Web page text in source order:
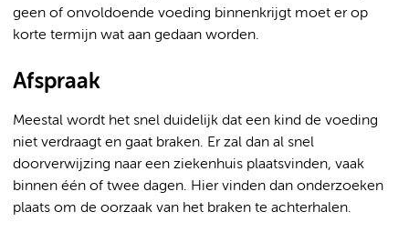
geen of onvoldoende voeding binnenkrijgt moet er op
korte termijn wat aan gedaan worden.
Afspraak
Meestal wordt het snel duidelijk dat een kind de voeding
niet verdraagt en gaat braken. Er zal dan al snel
doorverwijzing naar een ziekenhuis plaatsvinden, vaak
binnen één of twee dagen. Hier vinden dan onderzoeken
plaats om de oorzaak van het braken te achterhalen.